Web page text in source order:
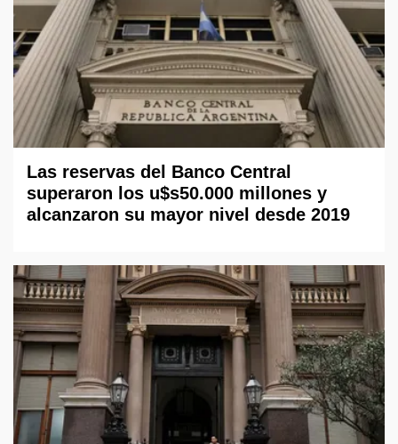
Las reservas del Banco Central
superaron los u$s50.000 millones y
alcanzaron su mayor nivel desde 2019